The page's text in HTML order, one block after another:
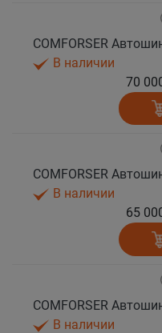
В наличии
70
В наличии
65
В наличии